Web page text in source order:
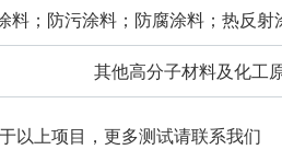
料；防污涂料；防腐涂料；热反
其他高分子材料及化工
以上项目，更多测试请联系我们